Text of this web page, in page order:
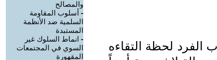
لحظة التقاءه
والمصالح
- أسلوب المقاومة
السلمية ضد الأنظمة
المستبدة
- انماط السلوك غير
السوي في المجتمعات
المقهورة